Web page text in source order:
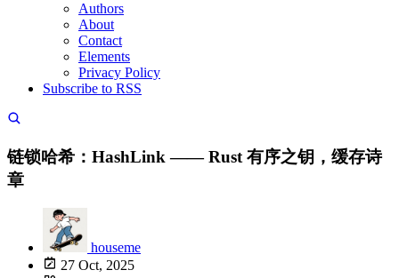
Authors
About
Contact
Elements
Privacy Policy
Subscribe to RSS
链锁哈希：HashLink —— Rust 有序之钥，缓存诗
章
houseme
27 Oct, 2025